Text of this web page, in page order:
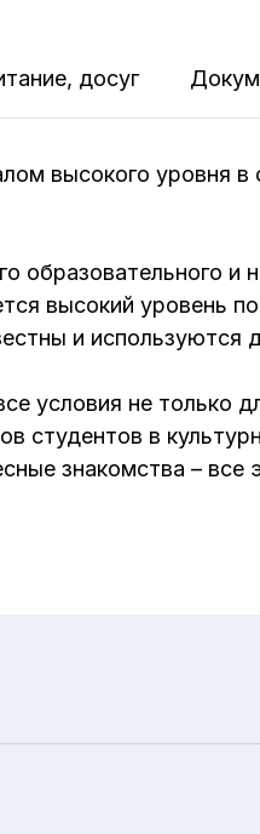
досуг
высокого уровня
и
высокий уровень
и используются
условия не только
студентов в
знакомства – все